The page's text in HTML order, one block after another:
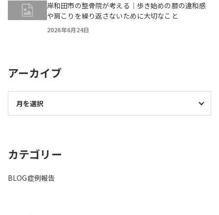
岸和田市の整骨院が考える｜歩き始めの膝の違和感
や肩こりを繰り返さないために大切なこと
2026年6月24日
アーカイブ
カテゴリー
BLOG症例報告